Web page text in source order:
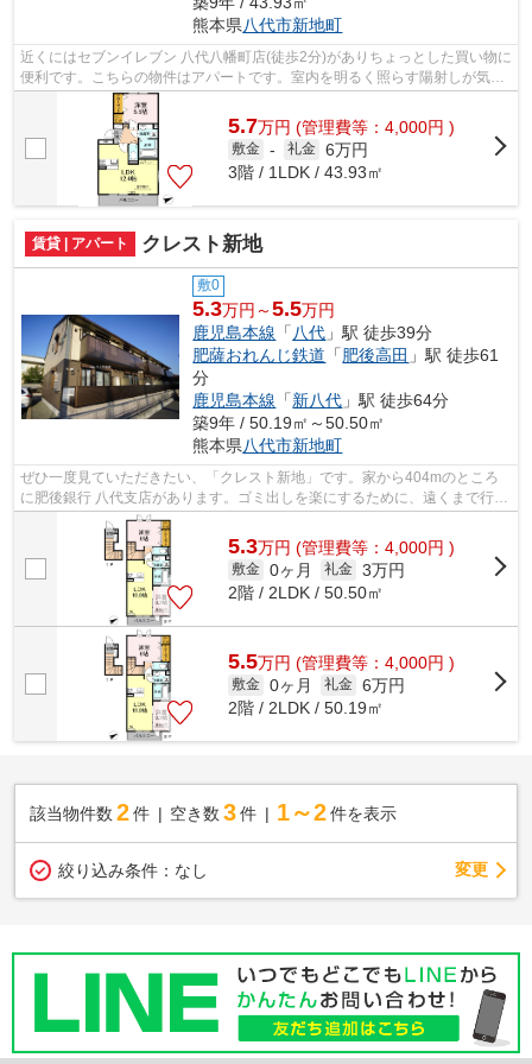
熊本県八代市新地町
近くにはセブンイレブン 八代八幡町店(徒歩2分)がありちょっとした買い物に
便利です。こちらの物件はアパートです。室内を明るく照らす陽射しが気持
ちの良い物件となっています。調べ...
5.7万円 (管理費等：4,000円 )
敷金 - 礼金 6万円
3階 / 1LDK / 43.93㎡
賃貸 | アパート クレスト新地
敷0
5.3万円～5.5万円
鹿児島本線 「 八代 」駅 徒歩39分
肥薩おれんじ鉄道 「肥後高田 」駅 徒歩61
分
鹿児島本線 「新八代 」駅 徒歩64分
築9年 / 50.19㎡～50.50㎡
熊本県八代市新地町
ぜひ一度見ていただきたい、「クレスト新地」です。家から404mのところ
に肥後銀行 八代支店があります。ゴミ出しを楽にするために、遠くまで行か
ずに済むゴミ置き場を共用部に供え付け...
5.3万円 (管理費等：4,000円 )
敷金 0ヶ月 礼金 3万円
2階 / 2LDK / 50.50㎡
5.5万円 (管理費等：4,000円 )
敷金 0ヶ月 礼金 6万円
2階 / 2LDK / 50.19㎡
該当物件数 2件 空き数 3 件 1～2 件を表示
絞り込み条件： なし 変更